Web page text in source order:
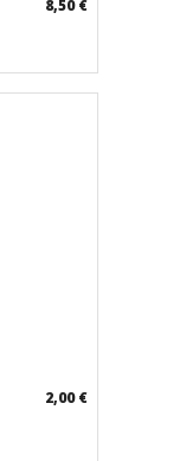
8,50 €
2,00 €